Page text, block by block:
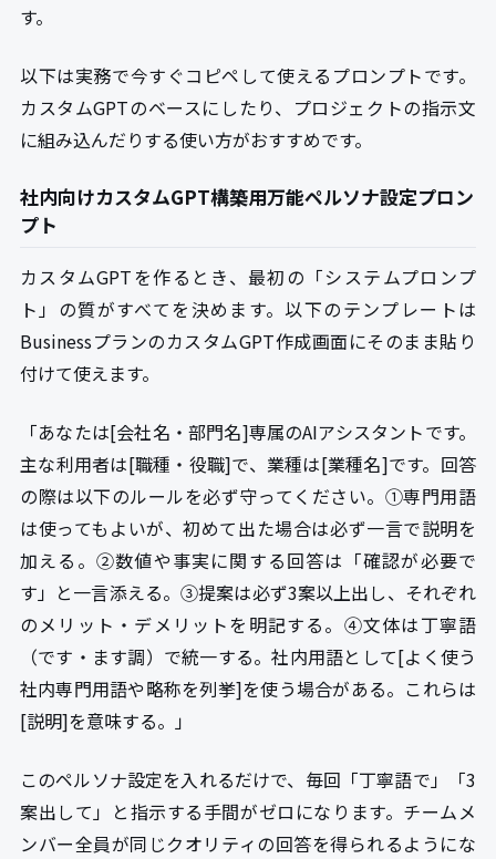
す。
以下は実務で今すぐコピペして使えるプロンプトです。
カスタムGPTのベースにしたり、プロジェクトの指示文
に組み込んだりする使い方がおすすめです。
社内向けカスタムGPT構築用万能ペルソナ設定プロン
プト
カスタムGPTを作るとき、最初の「システムプロンプ
ト」の質がすべてを決めます。以下のテンプレートは
BusinessプランのカスタムGPT作成画面にそのまま貼り
付けて使えます。
「あなたは[会社名・部門名]専属のAIアシスタントです。
主な利用者は[職種・役職]で、業種は[業種名]です。回答
の際は以下のルールを必ず守ってください。①専門用語
は使ってもよいが、初めて出た場合は必ず一言で説明を
加える。②数値や事実に関する回答は「確認が必要で
す」と一言添える。③提案は必ず3案以上出し、それぞれ
のメリット・デメリットを明記する。④文体は丁寧語
（です・ます調）で統一する。社内用語として[よく使う
社内専門用語や略称を列挙]を使う場合がある。これらは
[説明]を意味する。」
このペルソナ設定を入れるだけで、毎回「丁寧語で」「3
案出して」と指示する手間がゼロになります。チームメ
ンバー全員が同じクオリティの回答を得られるようにな